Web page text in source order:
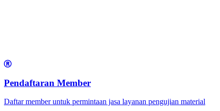
Pendaftaran Member
Daftar member untuk permintaan jasa layanan pengujian material